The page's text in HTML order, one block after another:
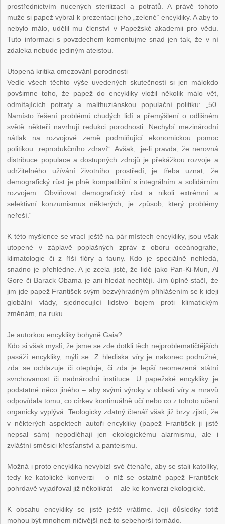
prostřednictvím nucených sterilizací a potratů. A právě tohoto
muže si papež vybral k prezentaci jeho „zelené“ encykliky. A aby to
nebylo málo, udělil mu členství v Papežské akademii pro vědu.
Tuto informaci s povzdechem komentujme snad jen tak, že v ní
zdaleka nebude jediným ateistou.
Utopená kritika omezování porodnosti
Vedle všech těchto výše uvedených skutečností si jen málokdo
povšimne toho, že papež do encykliky vložil několik málo vět,
odmítajících potraty a malthuziánskou populační politiku: „50.
Namísto řešení problémů chudých lidí a přemýšlení o odlišném
světě někteří navrhují redukci porodnosti. Nechybí mezinárodní
nátlak na rozvojové země podmiňující ekonomickou pomoc
politikou „reprodukčního zdraví“. Avšak, „je-li pravda, že nerovná
distribuce populace a dostupných zdrojů je překážkou rozvoje a
udržitelného užívání životního prostředí, je třeba uznat, že
demografický růst je plně kompatibilní s integrálním a solidárním
rozvojem. Obviňovat demografický růst a nikoli extrémní a
selektivní konzumismus některých, je způsob, který problémy
neřeší.“
K této myšlence se vrací ještě na pár místech encykliky, jsou však
utopené v záplavě poplašných zpráv z oboru oceánografie,
klimatologie či z říší flóry a fauny. Kdo je speciálně nehledá,
snadno je přehlédne. A je zcela jisté, že lidé jako Pan-Ki-Mun, Al
Gore či Barack Obama je ani hledat nechtějí. Jim úplně stačí, že
jim jde papež František svým bezvýhradným přihlášením se k ideji
globální vlády, sjednocující lidstvo bojem proti klimatickým
změnám, na ruku.
Je autorkou encykliky bohyně Gaia?
Kdo si však myslí, že jsme se zde dotkli těch nejproblematičtějších
pasáží encykliky, mýlí se. Z hlediska víry je nakonec podružné,
zda se ochlazuje či otepluje, či zda je lepší neomezená státní
svrchovanost či nadnárodní instituce. U papežské encykliky je
podstatné něco jiného – aby svými výroky v oblasti víry a mravů
odpovídala tomu, co církev kontinuálně učí nebo co z tohoto učení
organicky vyplývá. Teologicky zdatný čtenář však již brzy zjistí, že
v některých aspektech autoři encykliky (papež František ji jistě
nepsal sám) nepodléhají jen ekologickému alarmismu, ale i
zvláštní směsici křesťanství a panteismu.
Možná i proto encyklika nevybízí své čtenáře, aby se stali katolíky,
tedy ke katolické konverzi – o níž se ostatně papež František
pohrdavě vyjadřoval již několikrát – ale ke konverzi ekologické.
K obsahu encykliky se jistě ještě vrátíme. Její důsledky totiž
mohou být mnohem ničivější než to sebehorší tornádo.